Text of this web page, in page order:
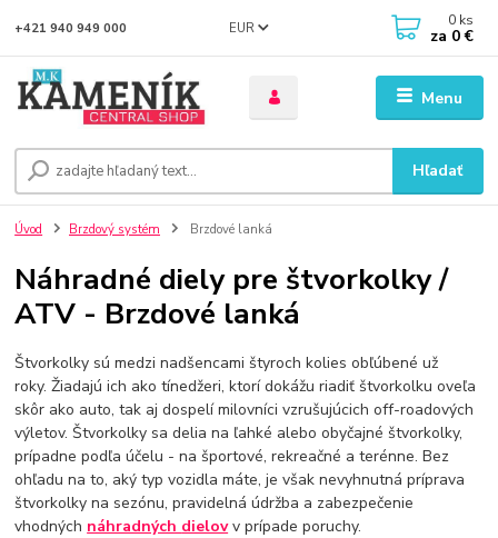
Menu
EUR
Hľadať
+421 940 949 000 0 ks
za 0 €
Úvod Brzdový systém Brzdové lanká
Náhradné diely pre štvorkolky /
ATV - Brzdové lanká
Štvorkolky sú medzi nadšencami štyroch kolies obľúbené už
roky. Žiadajú ich ako tínedžeri, ktorí dokážu riadiť štvorkolku oveľa
skôr ako auto, tak aj dospelí milovníci vzrušujúcich off-roadových
výletov. Štvorkolky sa delia na ľahké alebo obyčajné štvorkolky,
prípadne podľa účelu - na športové, rekreačné a terénne. Bez
ohľadu na to, aký typ vozidla máte, je však nevyhnutná príprava
štvorkolky na sezónu, pravidelná údržba a zabezpečenie
vhodných náhradných dielovv prípade poruchy.